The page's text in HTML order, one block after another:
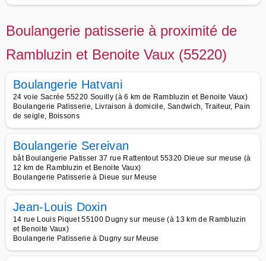
Boulangerie patisserie à proximité de
Rambluzin et Benoite Vaux (55220)
Boulangerie Hatvani
24 voie Sacrée 55220 Souilly (à 6 km de Rambluzin et Benoite Vaux)
Boulangerie Patisserie, Livraison à domicile, Sandwich, Traiteur, Pain
de seigle, Boissons
Boulangerie Sereivan
bât Boulangerie Patisser 37 rue Rattentout 55320 Dieue sur meuse (à
12 km de Rambluzin et Benoite Vaux)
Boulangerie Patisserie à Dieue sur Meuse
Jean-Louis Doxin
14 rue Louis Piquet 55100 Dugny sur meuse (à 13 km de Rambluzin
et Benoite Vaux)
Boulangerie Patisserie à Dugny sur Meuse